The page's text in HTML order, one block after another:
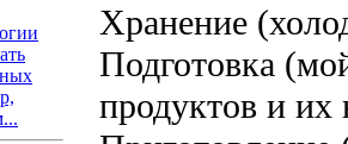
Хранение
Подготовка
продуктов и их